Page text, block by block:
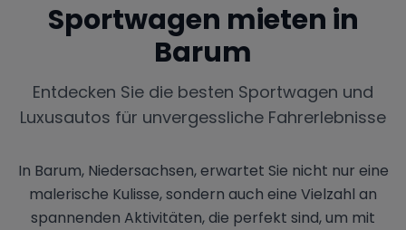
Sportwagen mieten in
Barum
Entdecken Sie die besten Sportwagen und
Luxusautos für unvergessliche Fahrerlebnisse
In Barum, Niedersachsen, erwartet Sie nicht nur eine
malerische Kulisse, sondern auch eine Vielzahl an
spannenden Aktivitäten, die perfekt sind, um mit